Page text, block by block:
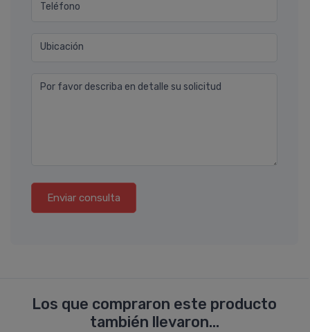
Teléfono
Ubicación
Por favor describa en detalle su solicitud
Enviar consulta
Los que compraron este producto
también llevaron...